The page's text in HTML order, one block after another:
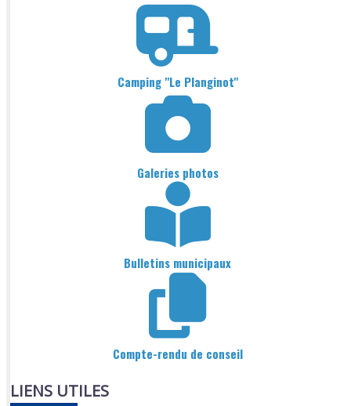
Camping "Le Planginot"
Galeries photos
Bulletins municipaux
Compte-rendu de conseil
LIENS UTILES